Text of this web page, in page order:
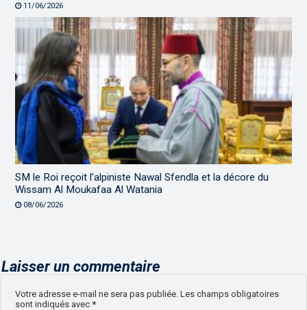
11/06/2026
SM le Roi reçoit l’alpiniste Nawal Sfendla et la décore du
Wissam Al Moukafaa Al Watania
08/06/2026
Laisser un commentaire
Votre adresse e-mail ne sera pas publiée. Les champs obligatoires
sont indiqués avec*